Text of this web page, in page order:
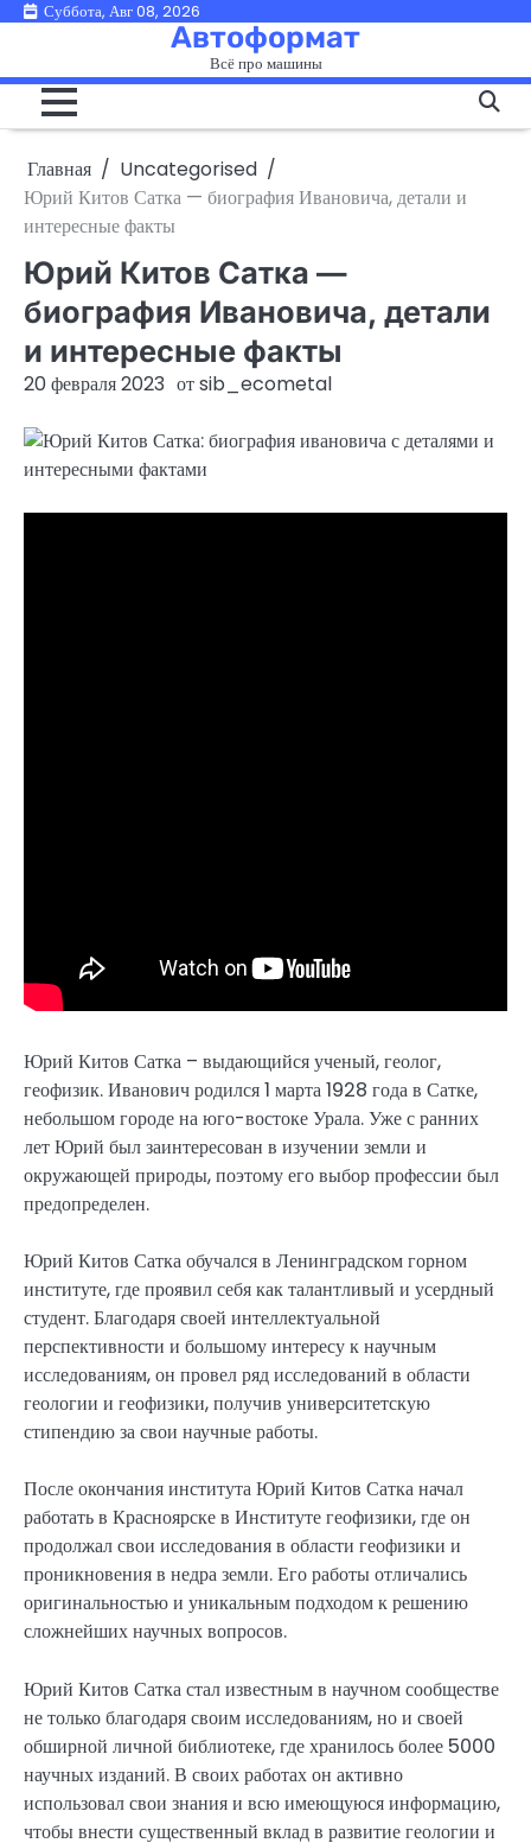
ПерейтиСуббота, Авг 08, 2026
Автоформат
Всё про машины
Главная
Uncategorised
Юрий Китов Сатка — биография Ивановича, детали и
интересные факты
Юрий Китов Сатка —
биография Ивановича, детали
и интересные факты
20 февраля 2023 отsib_ecometal
Юрий Китов Сатка – выдающийся ученый, геолог,
геофизик. Иванович родился 1 марта 1928 года в Сатке,
небольшом городе на юго-востоке Урала. Уже с ранних
лет Юрий был заинтересован в изучении земли и
окружающей природы, поэтому его выбор профессии был
предопределен.
Юрий Китов Сатка обучался в Ленинградском горном
институте, где проявил себя как талантливый и усердный
студент. Благодаря своей интеллектуальной
перспективности и большому интересу к научным
исследованиям, он провел ряд исследований в области
геологии и геофизики, получив университетскую
стипендию за свои научные работы.
После окончания института Юрий Китов Сатка начал
работать в Красноярске в Институте геофизики, где он
продолжал свои исследования в области геофизики и
проникновения в недра земли. Его работы отличались
оригинальностью и уникальным подходом к решению
сложнейших научных вопросов.
Юрий Китов Сатка стал известным в научном сообществе
не только благодаря своим исследованиям, но и своей
обширной личной библиотеке, где хранилось более 5000
научных изданий. В своих работах он активно
использовал свои знания и всю имеющуюся информацию,
чтобы внести существенный вклад в развитие геологии и